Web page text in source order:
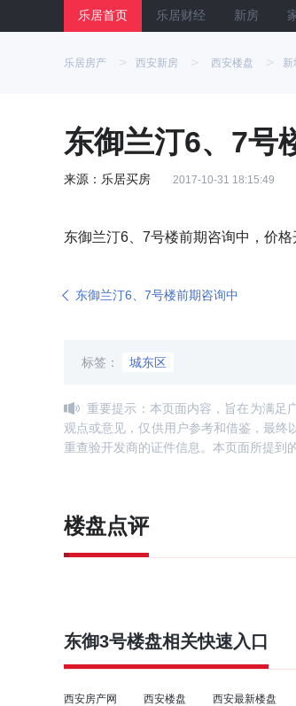
乐居首页 乐居财经 新房
乐居房产 > 西安新房 > 西安楼盘 > 新
东御兰汀6、7号
来源：乐居买房 2017-10-31 18:15:49
东御兰汀6、7号楼前期咨询中，价
东御兰汀6、7号楼前期咨询中
标签： 城东区
重要提示：本页面内容，旨在为满足
观点或意见，仅供用户参考和借鉴，最
重查验开发商的证件信息。本页面所提到
楼盘点评
东御3号楼盘相关快速入口
西安房产网 西安楼盘 西安最新楼盘